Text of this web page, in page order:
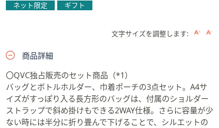
ネット限定 ギフト
文字サイズを調整します:
商品詳細
〇QVC独占販売のセット商品（*1）
バッグとボトルホルダー、巾着ポーチの3点セット。A4サ
イズがすっぽり入る長方形のバッグは、付属のショルダー
ストラップで斜め掛けもできる2WAY仕様。さらに容量が少
ない時には半分に折り畳んで下げることで、シルエットの